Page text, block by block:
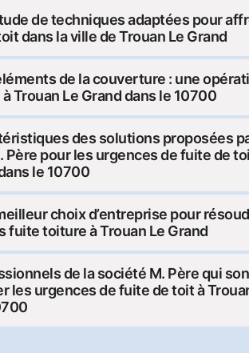
de techniques adaptées pour
dans la ville de Trouan Le Grand
de la couverture : une
Trouan Le Grand dans le 10700
des solutions proposées
Père pour les urgences de fuite de
le 10700
choix d’entreprise pour
fuite toiture à Trouan Le Grand
de la société M. Père qui
les urgences de fuite de toit à